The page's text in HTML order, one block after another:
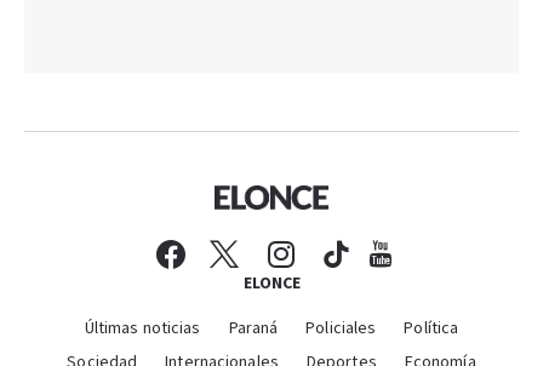
ELONCE
Últimas noticias Paraná Policiales
Política